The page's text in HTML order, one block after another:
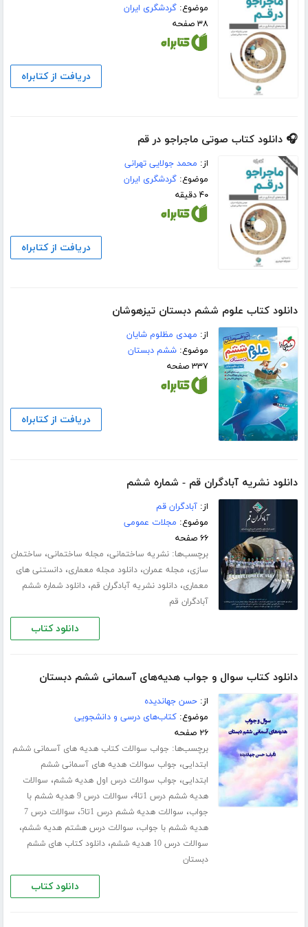
موضوع:گردشگری ایران
۳۸ صفحه
دریافت از کتابراه
🎧 دانلود کتاب صوتی ماجراجو در قم
از: محمد جولایی تهرانی
موضوع:گردشگری ایران
۴۰ دقیقه
دریافت از کتابراه
دانلود کتاب علوم ششم دبستان تیزهوشان
از: مهدی مظلوم شایان
موضوع:ششم دبستان
۳۳۷ صفحه
دریافت از کتابراه
دانلود نشریه آبادگران قم - شماره ششم
از:آبادگران قم
موضوع: مجلات عمومی
۶۶ صفحه
برچسب‌ها:نشریه ساختمانی، مجله ساختمانی، ساختمان
سازی، مجله عمران،دانلود مجله معماری،دانستنی های
معماری،دانلود نشریه آبادگران قم،دانلود شماره ششم
آبادگران قم
دانلود کتاب
دانلود کتاب سوال و جواب هدیه‌های آسمانی ششم دبستان
از:حسن جهاندیده
موضوع:کتاب‌های درسی و دانشجویی
۲۶ صفحه
برچسب‌ها: جواب سوالات کتاب هدیه های آسمانی ششم
ابتدایی، جواب سوالات هدیه های آسمانی ششم
ابتدایی، جواب سوالات درس اول هدیه ششم، سوالات
هدیه ششم درس 1تا4
،
سوالات درس 9 هدیه ششم با
جواب، سوالات هدیه ششم درس 1تا5 ،
سوالات درس 7
هدیه ششم با جواب، سوالات درس هشتم هدیه ششم،
سوالات درس 10 هدیه ششم ،دانلود کتاب های ششم
دبستان
دانلود کتاب